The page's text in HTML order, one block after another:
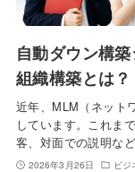
自動ダウン構
組織構築とは？
近年、MLM（ネット
しています。これま
客、対面での説明な
2026年3月26日 ビジ